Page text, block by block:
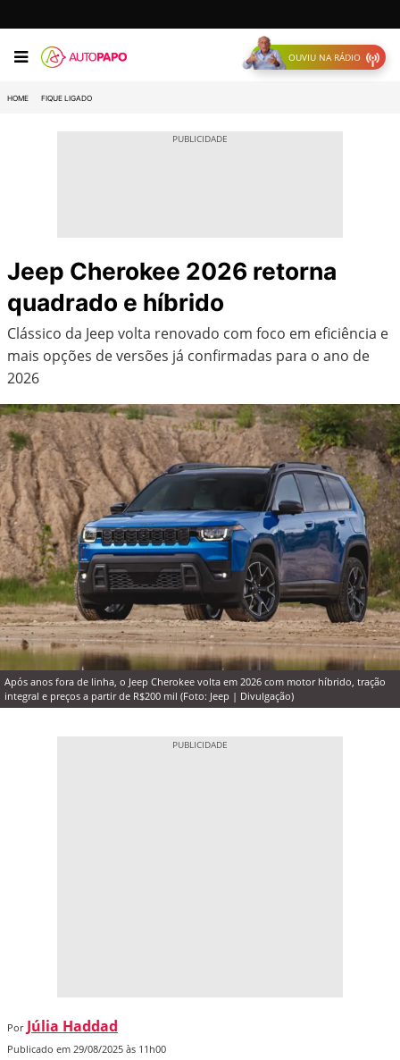
OUVIU NA RÁDIO
HOME FIQUE LIGADO
Jeep Cherokee 2026 retorna
quadrado e híbrido
Clássico da Jeep volta renovado com foco em eficiência e
mais opções de versões já confirmadas para o ano de
2026
Após anos fora de linha, o Jeep Cherokee volta em 2026 com motor híbrido, tração
integral e preços a partir de R$200 mil (Foto: Jeep | Divulgação)
Por Júlia Haddad
Publicado em 29/08/2025 às 11h00